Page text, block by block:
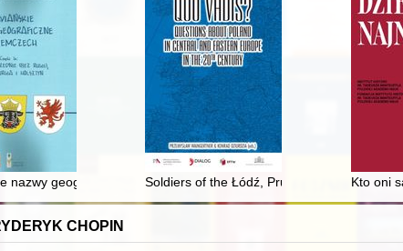
i średniowiecza
nazwy geograficzne w Niemczech. Cz. 1c,Soldiers of the Łódź, Prusy, Poznań and
Kto oni
CHOPIN